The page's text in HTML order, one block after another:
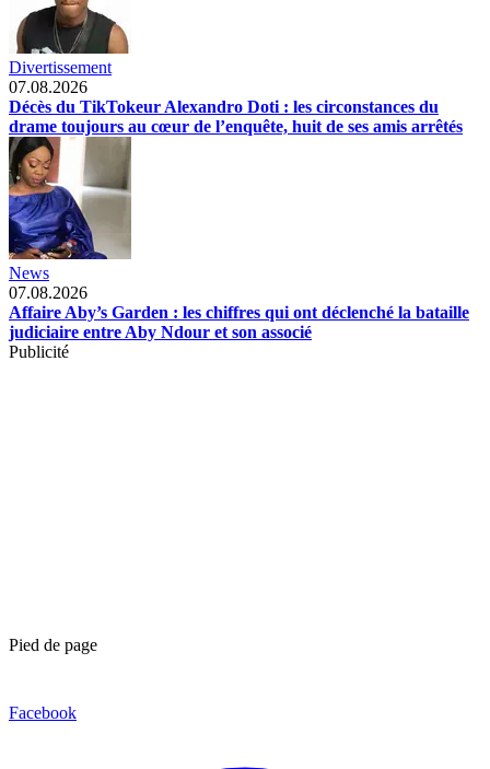
Divertissement
07.08.2026
Décès du TikTokeur Alexandro Doti : les circonstances du
drame toujours au cœur de l’enquête, huit de ses amis arrêtés
News
07.08.2026
Affaire Aby’s Garden : les chiffres qui ont déclenché la bataille
judiciaire entre Aby Ndour et son associé
Publicité
Pied de page
Facebook